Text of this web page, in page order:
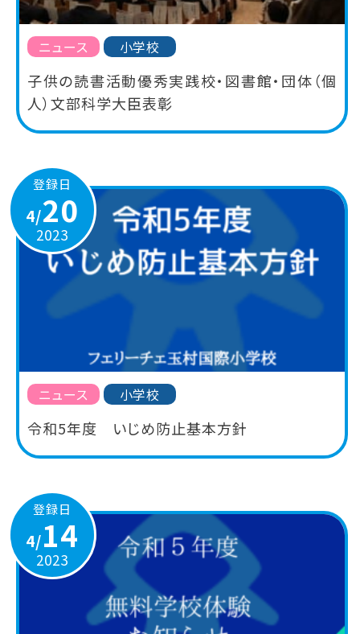
ニュース 小学校
子供の読書活動優秀実践校・図書館・団体（個
人）文部科学大臣表彰
登録日
4/20
2023
ニュース 小学校
令和5年度 いじめ防止基本方針
登録日
4/14
2023